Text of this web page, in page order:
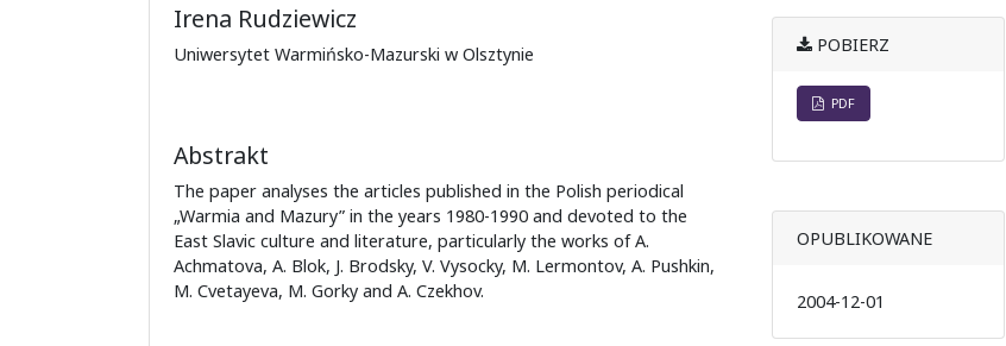
Irena Rudziewicz
Uniwersytet Warmińsko-Mazurski w Olsztynie
Abstrakt
The paper analyses the articles published in the Polish periodical
„Warmia and Mazury” in the years 1980-1990 and devoted to the
East Slavic culture and literature, particularly the works of A.
Achmatova, A. Blok, J. Brodsky, V. Vysocky, M. Lermontov, A. Pushkin,
M. Cvetayeva, M. Gorky and A. Czekhov.
POBIERZ
PDF
OPUBLIKOWANE
2004-12-01